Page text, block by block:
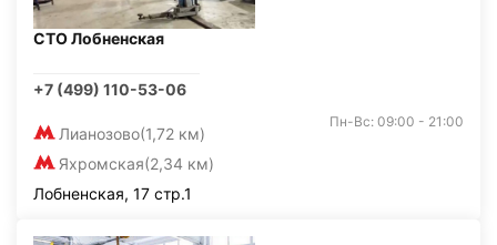
СТО Лобненская
+7 (499) 110-53-06
Лианозово(1,72 км)
Яхромская(2,34 км)
Пн-Вс: 09:00 - 21:00
Лобненская, 17 стр.1